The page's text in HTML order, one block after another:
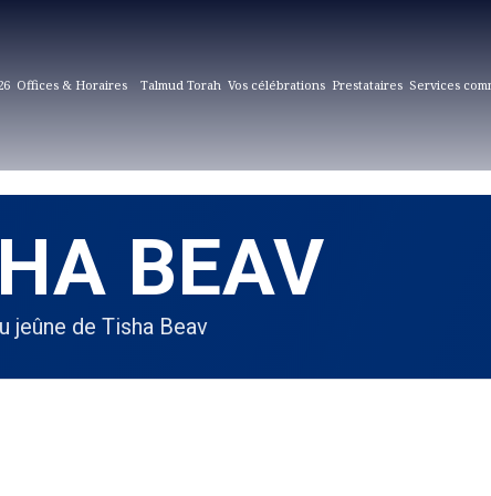
Offices & Horaires Talmud Torah Vos célébrations Prestataires Services
BEAV
jeûne de Tisha Beav